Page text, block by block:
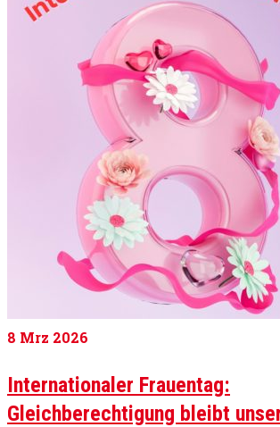
8 Mrz 2026
Internationaler Frauentag:
Gleichberechtigung bleibt